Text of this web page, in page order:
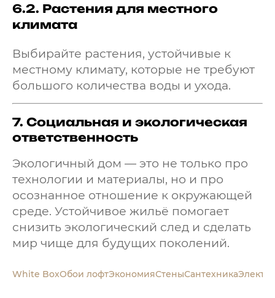
6.2. Растения для местного
климата
Выбирайте растения, устойчивые к
местному климату, которые не требуют
большого количества воды и ухода.
7. Социальная и экологическая
ответственность
Экологичный дом — это не только про
технологии и материалы, но и про
осознанное отношение к окружающей
среде. Устойчивое жильё помогает
снизить экологический след и сделать
мир чище для будущих поколений.